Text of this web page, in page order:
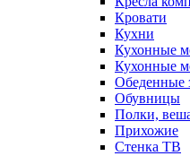
Кровати
Кухни
Кухонные
Кухонные
Обеденные
Обувницы
Полки,
Прихожие
Стенка ТВ